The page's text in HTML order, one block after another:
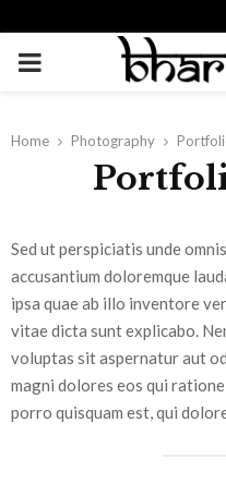
PRIMARY
Home Photography
Sed ut perspiciatis unde
accusantium doloremque
ipsa quae ab illo inventore
vitae dicta sunt explicabo.
voluptas sit aspernatur aut
magni dolores eos qui
porro quisquam est, qui